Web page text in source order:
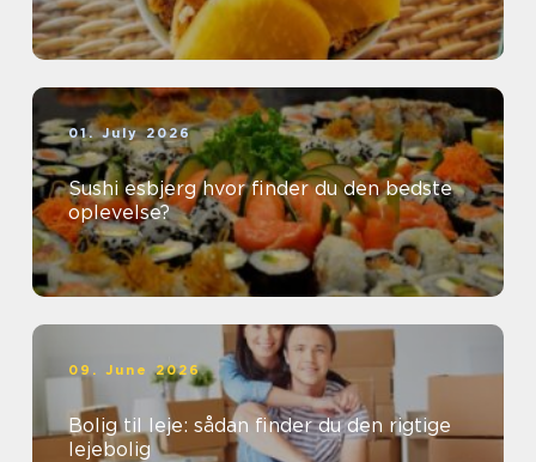
01. July 2026
Sushi esbjerg hvor finder du den bedste
oplevelse?
09. June 2026
Bolig til leje: sådan finder du den rigtige
lejebolig